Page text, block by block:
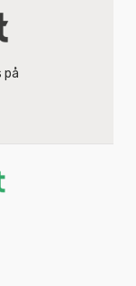
på